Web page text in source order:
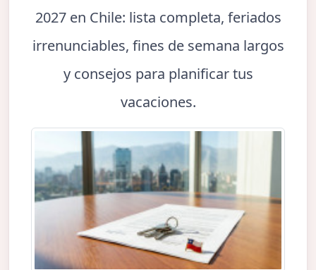
2027 en Chile: lista completa, feriados
irrenunciables, fines de semana largos
y consejos para planificar tus
vacaciones.